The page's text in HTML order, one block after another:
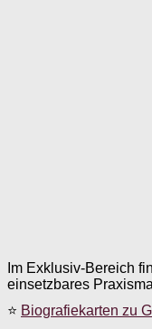
Im Exklusiv-Bereich
einsetzbares
⭐ Biografiekarten zu